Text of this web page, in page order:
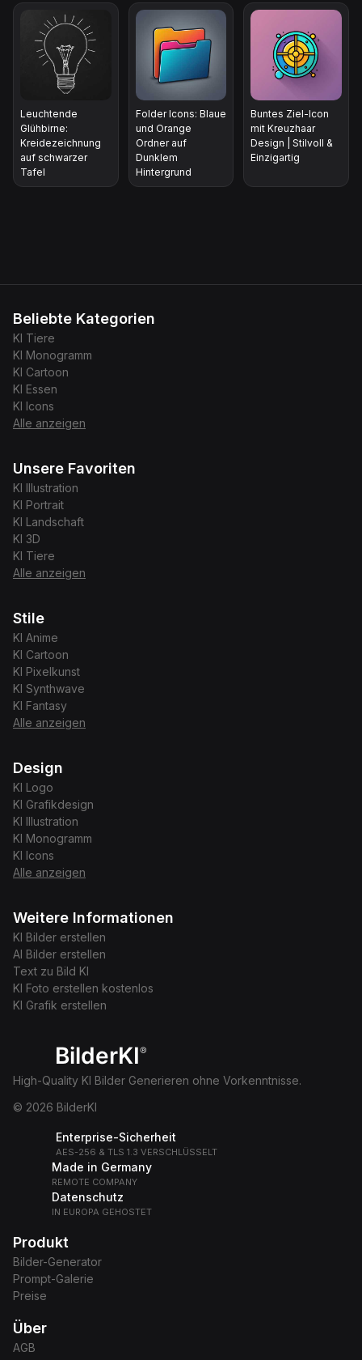
Leuchtende
Glühbirne:
Kreidezeichnung
auf schwarzer
Tafel
Folder Icons: Blaue
und Orange
Ordner auf
Dunklem
Hintergrund
Buntes Ziel-Icon
mit Kreuzhaar
Design | Stilvoll &
Einzigartig
Beliebte Kategorien
KI Tiere
KI Monogramm
KI Cartoon
KI Essen
KI
Icons
Alle anzeigen
Unsere Favoriten
KI
Illustration
KI Portrait
KI Landschaft
KI 3D
KI Tiere
Alle anzeigen
Stile
KI Anime
KI Cartoon
KI Pixelkunst
KI Synthwave
KI Fantasy
Alle anzeigen
Design
KI Logo
KI Grafikdesign
KI
Illustration
KI Monogramm
KI
Icons
Alle anzeigen
Weitere Informationen
KI Bilder erstellen
AI Bilder erstellen
Text zu Bild KI
KI Foto erstellen kostenlos
KI Grafik erstellen
BilderKI®
High-Quality KI Bilder Generieren ohne Vorkenntnisse.
© 2026 BilderKI
Enterprise-Sicherheit
AES-256 & TLS 1.3 VERSCHLÜSSELT
Made in Germany
REMOTE COMPANY
Datenschutz
IN EUROPA GEHOSTET
Produkt
Bilder-Generator
Prompt-Galerie
Preise
Über
AGB